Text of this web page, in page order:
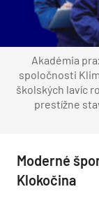
Akadémia
spoločnosti
školských lavíc
prestížne
Moderné
Klokočina